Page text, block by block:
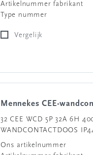
Artikelnummer fabrikant
Type nummer
Vergelijk
Mennekes CEE-
32 CEE WCD 5P 32A 6H
WANDCONTACTDOOS
Ons artikelnummer